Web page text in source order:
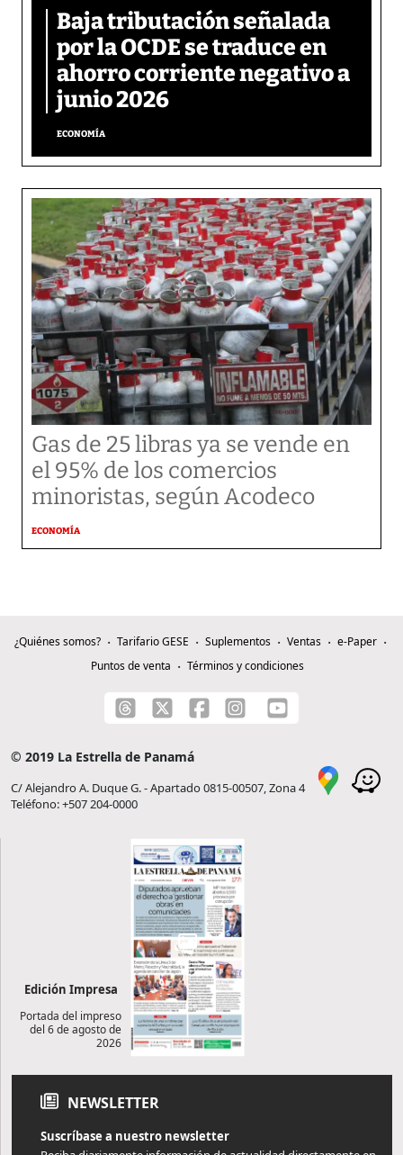
Baja tributación señalada
por la OCDE se traduce en
ahorro corriente negativo a
junio 2026
ECONOMÍA
Gas de 25 libras ya se vende en
el 95% de los comercios
minoristas, según Acodeco
ECONOMÍA
¿Quiénes somos? Tarifario GESE Suplementos Ventas
e-Paper
Puntos de venta
Términos y condiciones
© 2019 La Estrella de Panamá
C/ Alejandro A. Duque G. - Apartado 0815-00507, Zona 4
Teléfono: +507 204-0000
Edición Impresa
Portada del impreso
del 6 de agosto de
2026
NEWSLETTER
Suscríbase a nuestro newsletter